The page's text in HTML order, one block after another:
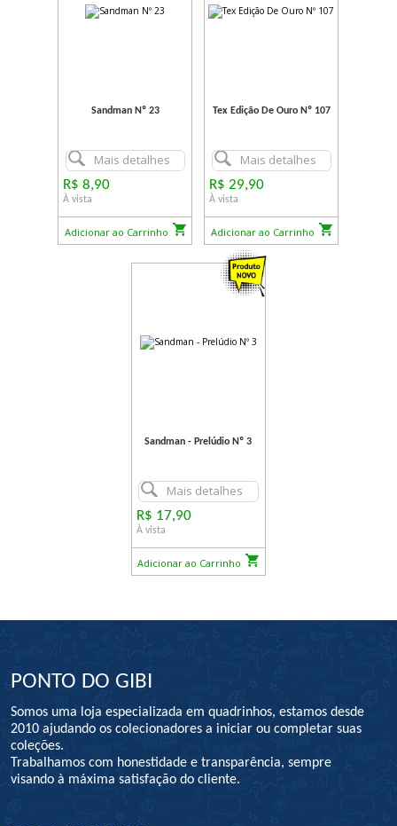
Sandman Nº 23
Mais detalhes
R$ 8,90
À vista
Adicionar ao Carrinho
Tex Edição De Ouro Nº 107
Mais detalhes
R$ 29,90
À vista
Adicionar ao Carrinho
Sandman - Prelúdio Nº 3
Mais detalhes
R$ 17,90
À vista
Adicionar ao Carrinho
PONTO DO GIBI
Somos uma loja especializada em quadrinhos, estamos desde
2010 ajudando os colecionadores a iniciar ou completar suas
coleções.
Trabalhamos com honestidade e transparência, sempre
visando à máxima satisfação do cliente.